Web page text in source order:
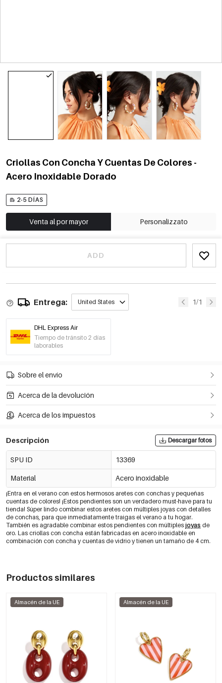
Criollas Con Concha Y Cuentas De Colores -
Acero Inoxidable Dorado
2-5 DÍAS
Venta al por mayor Personalizzato
ADD
Entrega: United States 1/1
DHL Express Air
Tiempo de tránsito 2 días
laborables
Sobre el envío
Acerca de la devolución
Acerca de los impuestos
Descripción Descargar fotos
SPU ID 13369
Material Acero inoxidable
¡Entra en el verano con estos hermosos aretes con conchas y pequeñas
cuentas de colores! ¡Estos pendientes son un verdadero must-have para tu
tienda! Súper lindo combinar estos aretes con múltiples joyas con detalles
de conchas, para que inmediatamente traigas el verano a tu hogar.
También es agradable combinar estos pendientes con múltiples joyas de
oro. Las criollas con concha están fabricadas en acero inoxidable en
combinación con concha y cuentas de vidrio y tienen un tamaño de 4 cm.
Productos similares
Almacén de la UE Almacén de la UE